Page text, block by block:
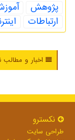
پژوهش
ارتباطات
اخبار و مطالب
نكسترو
طراحی سایت